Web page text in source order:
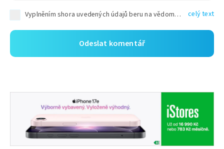
Vyplněním shora uvedených údajů beru na vědomí, že společnost TEXT FACTORY s.r.o., sídlem Brno, Durďákova 336/29, Černá Pole, PSČ: 613 00, IČ: 06157831, zapsané u Krajského soudu v Brně, oddíl C, vložka 100399, bude zpracovávat mé osobní údaje uvedené v rámci mnou vyplněného registračního formuláře na základě oprávněných zájmů TEXT FACTORY s.r.o. dle čl. 6 odst. 1 písm. f) GDPR a pro splnění právních povinností (čl. 6 odst. 1 písm. c) GDPR), a to pro tyto účely: nezbytnost zajistit oprávnění návštěvníka webových stránek provozovaných společností TEXT FACTORY s.r.o. přispívat aktivně ke zveřejněným článkům nebo v rámci diskusních fór a výkon práv TEXT FACTORY s.r.o. jako administrátora těchto diskusních fór. Více informací o zpracování osobních údajů a právech lze nalézt v celý text